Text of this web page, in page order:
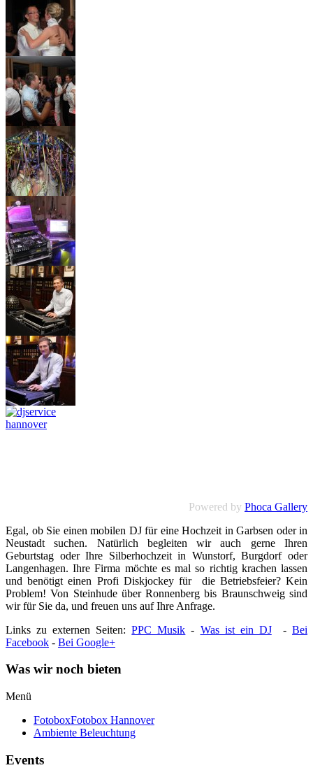
Powered by Phoca Gallery
Egal, ob Sie einen mobilen DJ für eine Hochzeit in Garbsen oder in
Neustadt suchen. Natürlich begleiten wir auch gerne Ihren
Geburtstag oder Ihre Silberhochzeit in Wunstorf, Burgdorf oder
Langenhagen. Ihre Firma möchte es mal so richtig krachen lassen
und benötigt einen Profi Diskjockey für die Betriebsfeier? Kein
Problem! Von Steinhude über Ronnenberg bis Braunschweig sind
wir für Sie da, und freuen uns auf Ihre Anfrage.
Links zu externen Seiten:PPC Musik - Was ist ein DJ-Bei
Facebook - Bei Google+
Was wir noch bieten
Menü
FotoboxFotobox Hannover
Ambiente Beleuchtung
Events